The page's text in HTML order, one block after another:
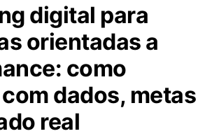
digital para
orientadas a
como
dados, metas
real